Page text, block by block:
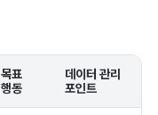
목표
행동
데이터 관리
포인트